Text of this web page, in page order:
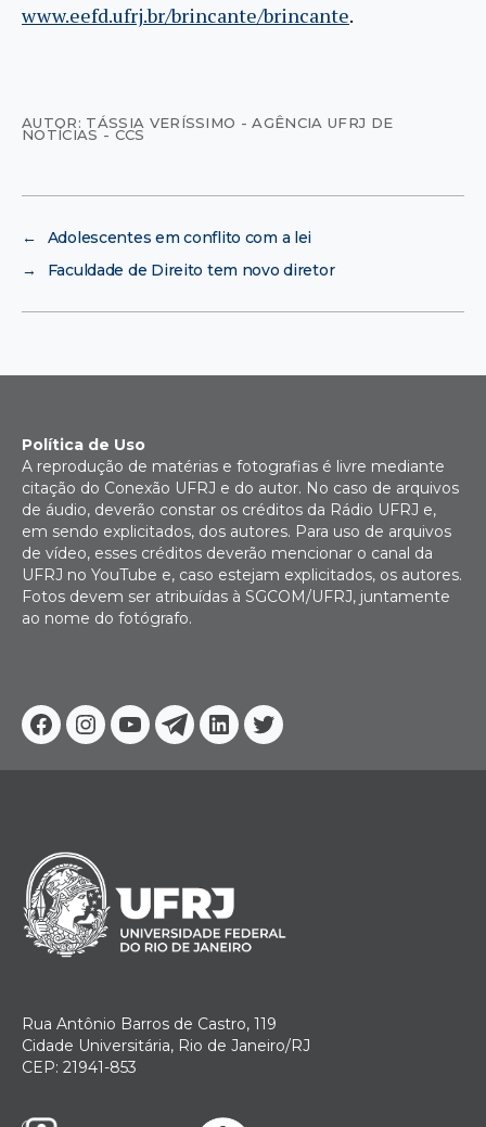
www.eefd.ufrj.br/brincante/brincante.
AUTOR: TÁSSIA VERÍSSIMO - AGÊNCIA UFRJ DE
NOTÍCIAS - CCS
←
Adolescentes em conflito com a lei
→
Faculdade de Direito tem novo diretor
Facebook
Instagram
YoutubeTelegram
Linkedin
Twitter
Política de Uso
A reprodução de matérias e fotografias é livre mediante
citação do Conexão UFRJ e do autor. No caso de arquivos
de áudio, deverão constar os créditos da Rádio UFRJ e,
em sendo explicitados, dos autores. Para uso de arquivos
de vídeo, esses créditos deverão mencionar o canal da
UFRJ no YouTube e, caso estejam explicitados, os autores.
Fotos devem ser atribuídas à SGCOM/UFRJ, juntamente
ao nome do fotógrafo.
Rua Antônio Barros de Castro, 119
Cidade Universitária, Rio de Janeiro/RJ
CEP: 21941-853